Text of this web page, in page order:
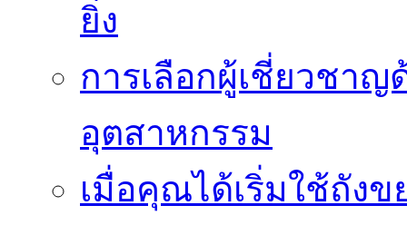
ยิ่ง
การเลือกผู้เชี่ยวชา
อุตสาหกรรม
เมื่อคุณได้เริ่มใช้ถัง